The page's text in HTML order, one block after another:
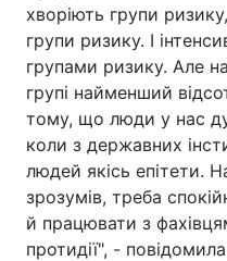
хворіють групи
групи ризику. І
групами ризику. Але
групі найменший
тому, що люди у нас
коли з державних
людей якісь епітети.
зрозумів, треба
й працювати з
протидії", -